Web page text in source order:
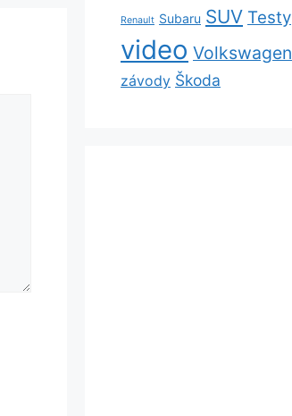
Renault Subaru SUV Testy
video Volkswagen
závody Škoda